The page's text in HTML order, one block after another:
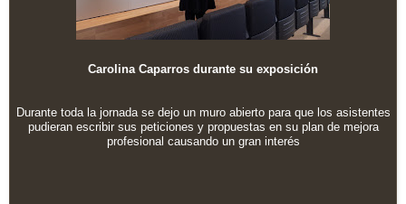
Carolina Caparros durante su exposición
Durante toda la jornada se dejo un muro abierto para que los asistentes
pudieran escribir sus peticiones y propuestas en su plan de mejora
profesional causando un gran interés